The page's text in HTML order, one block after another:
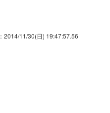
：2014/11/30(日) 19:47:57.56